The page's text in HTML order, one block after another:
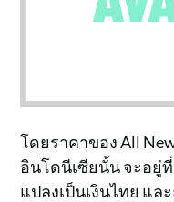
โดยราคาของ All
อินโดนีเซียนั้น จะอยู่
แปลงเป็นเงินไทย แ